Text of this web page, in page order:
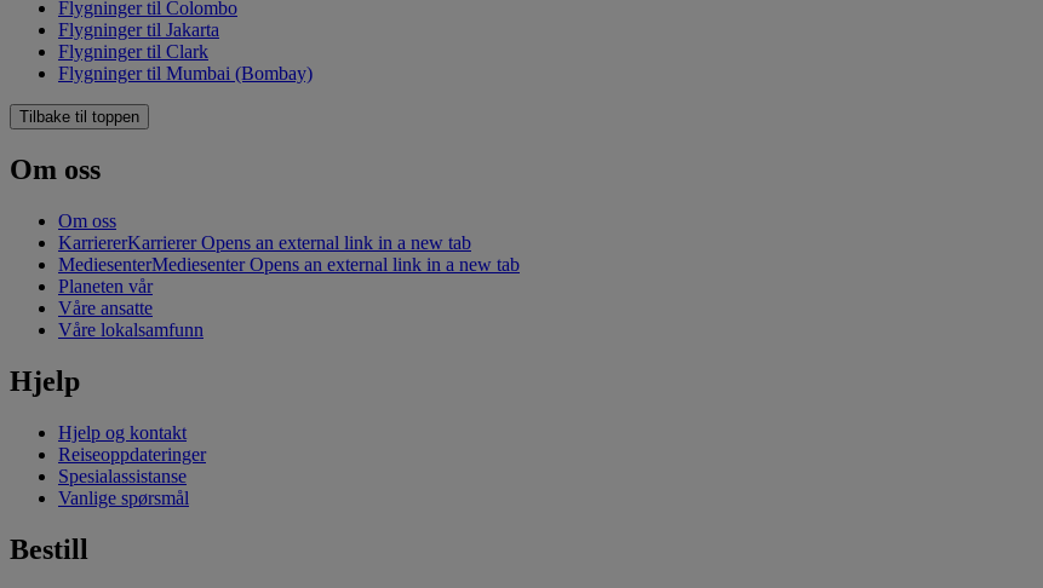
Flygninger til Colombo
Flygninger til Jakarta
Flygninger til Clark
Flygninger til Mumbai (Bombay)
Tilbake til toppen
Om oss
Om oss
KarriererKarrierer Opens an external link in a new tab
MediesenterMediesenter Opens an external link in a new tab
Planeten vår
Våre ansatte
Våre lokalsamfunn
Hjelp
Hjelp og kontakt
Reiseoppdateringer
Spesialassistanse
Vanlige spørsmål
Bestill